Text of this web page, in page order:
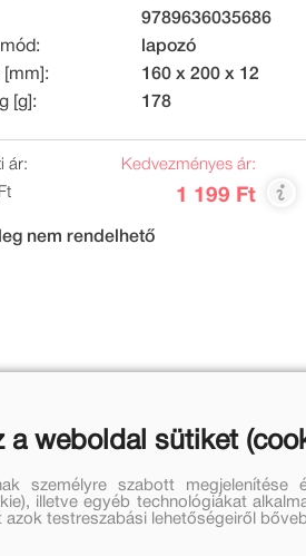
9789636035686
lapozó
[mm]:
160 x 200 x 12
[g]:
178
ár:
Kedvezményes ár:
1 199 Ft
nem rendelhető
kívánsága valóra válik?
a weboldal sütiket
személyre szabott
illetve egyéb technológiákat
azok testreszabási lehetőségeiről